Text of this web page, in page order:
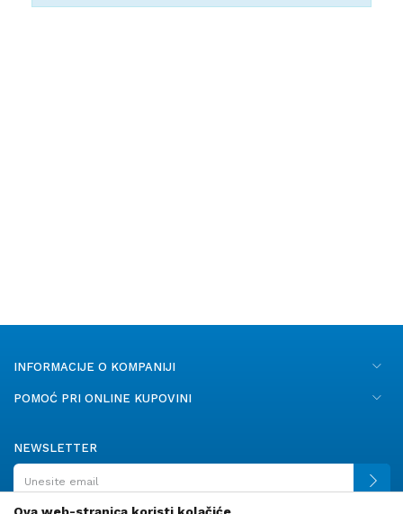
INFORMACIJE O KOMPANIJI
POMOĆ PRI ONLINE KUPOVINI
NEWSLETTER